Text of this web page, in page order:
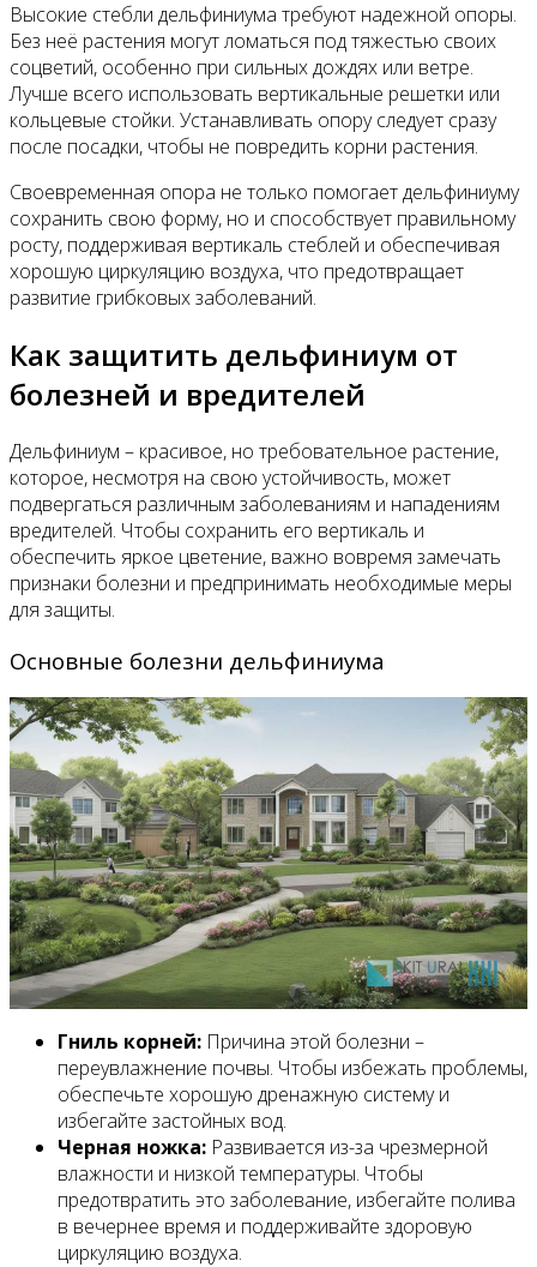
Высокие стебли дельфиниума требуют надежной опоры.
Без неё растения могут ломаться под тяжестью своих
соцветий, особенно при сильных дождях или ветре.
Лучше всего использовать вертикальные решетки или
кольцевые стойки. Устанавливать опору следует сразу
после посадки, чтобы не повредить корни растения.
Своевременная опора не только помогает дельфиниуму
сохранить свою форму, но и способствует правильному
росту, поддерживая вертикаль стеблей и обеспечивая
хорошую циркуляцию воздуха, что предотвращает
развитие грибковых заболеваний.
Как защитить дельфиниум от
болезней и вредителей
Дельфиниум – красивое, но требовательное растение,
которое, несмотря на свою устойчивость, может
подвергаться различным заболеваниям и нападениям
вредителей. Чтобы сохранить его вертикаль и
обеспечить яркое цветение, важно вовремя замечать
признаки болезни и предпринимать необходимые меры
для защиты.
Основные болезни дельфиниума
Гниль корней: Причина этой болезни –
переувлажнение почвы. Чтобы избежать проблемы,
обеспечьте хорошую дренажную систему и
избегайте застойных вод.
Черная ножка: Развивается из-за чрезмерной
влажности и низкой температуры. Чтобы
предотвратить это заболевание, избегайте полива
в вечернее время и поддерживайте здоровую
циркуляцию воздуха.